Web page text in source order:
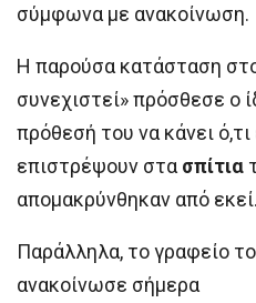
σύμφωνα με ανακοίνωση.
Η παρούσα κατάσταση
συνεχιστεί» πρόσθεσε ο
πρόθεσή του να κάνει
επιστρέψουν στα σπίτια
απομακρύνθηκαν από εκεί.
Παράλληλα, το γραφείο
ανακοίνωσε σήμερα